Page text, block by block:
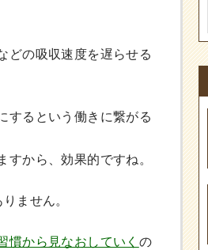
どの吸収速度を遅らせる
するという働きに繋がる
から、効果的ですね。
ません。
慣から見なおしていく の